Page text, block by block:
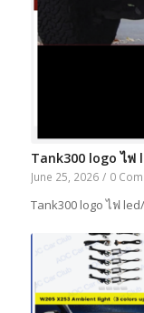
Tank300 logo ไฟ
June 25, 2026 / 0
Tank300 logo ไฟ